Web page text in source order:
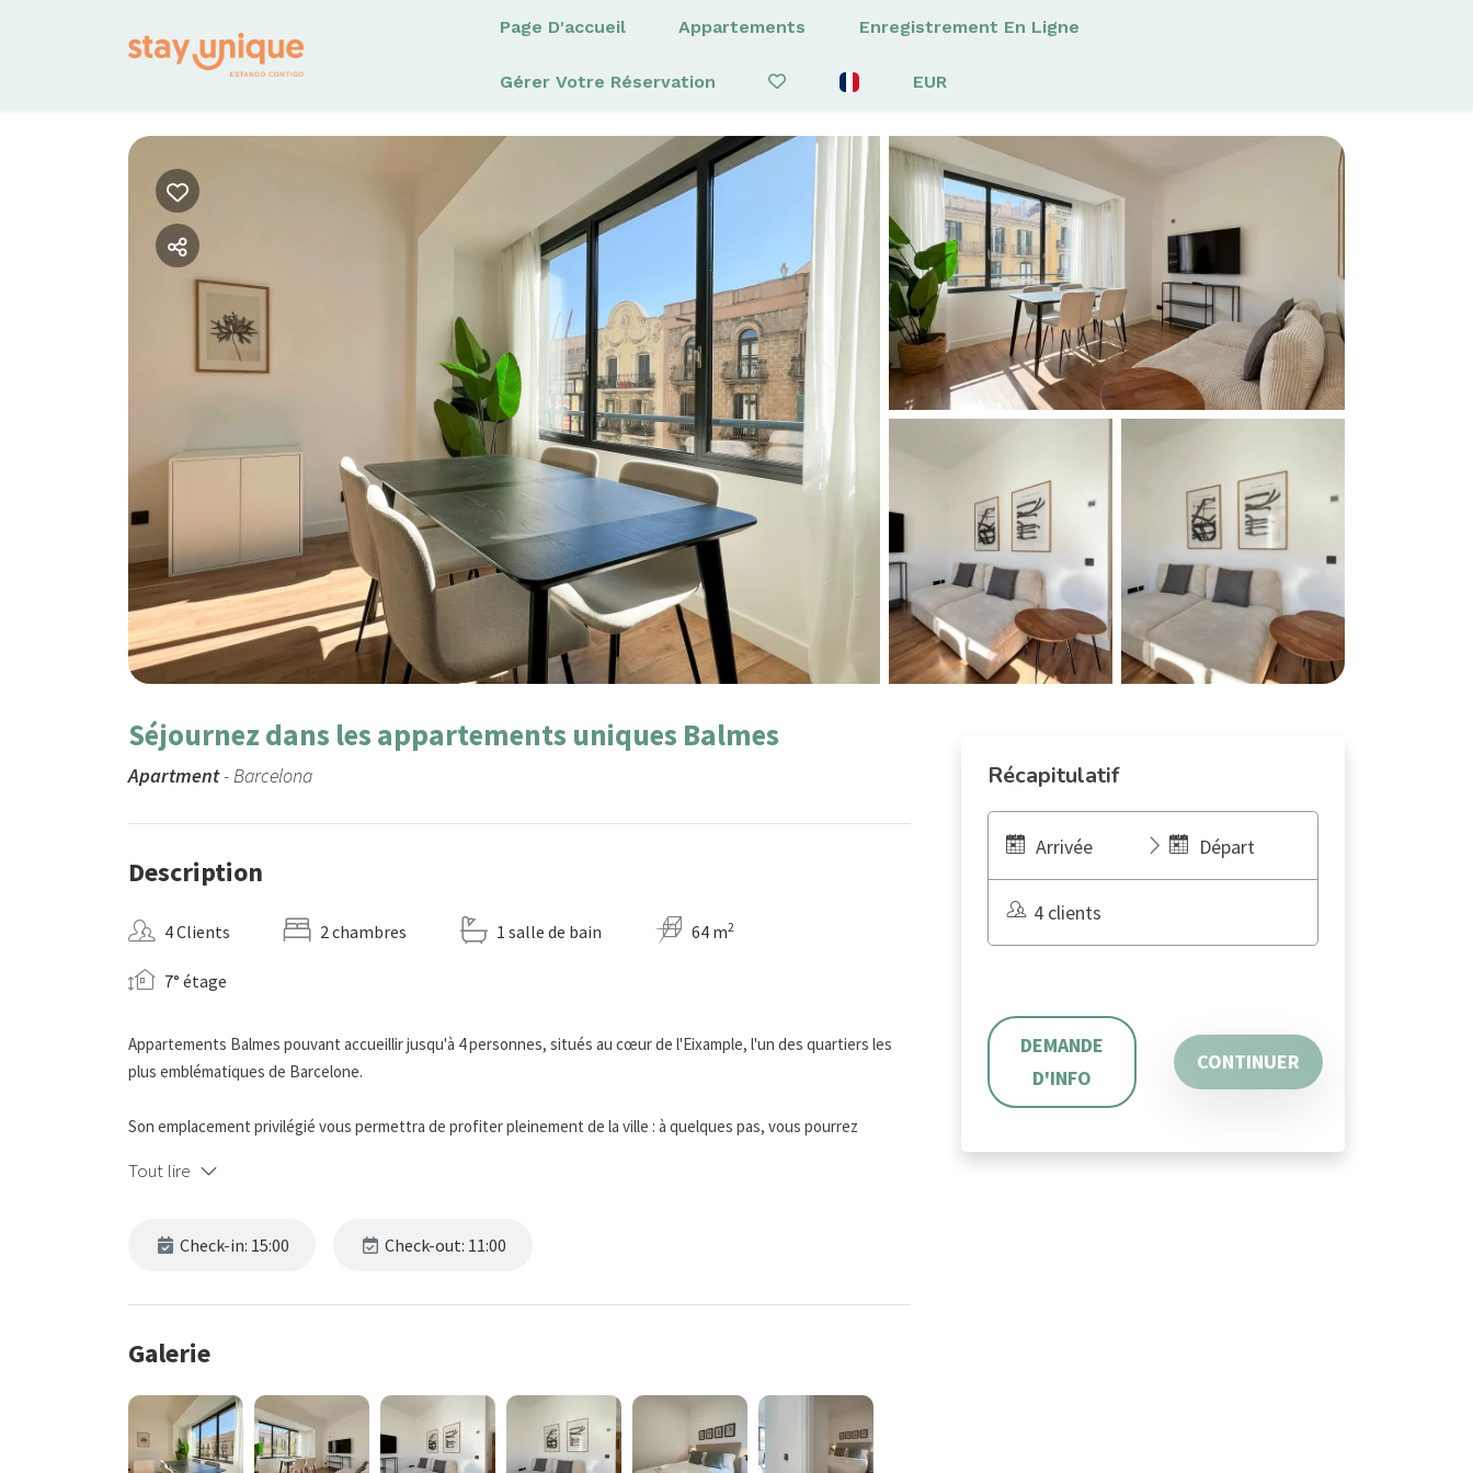
Page D'accueil Appartements Enregistrement En Ligne
Gérer Votre Réservation EUR
Séjournez dans les appartements uniques Balmes
Apartment- Barcelona
Description
4 Clients 2 chambres 1 salle de bain 64 m2
7° étage
Appartements Balmes pouvant accueillir jusqu'à 4 personnes, situés au cœur de l'Eixample, l'un des quartiers les
plus emblématiques de Barcelone.
Son emplacement privilégié vous permettra de profiter pleinement de la ville : à quelques pas, vous pourrez
de boutiques, de cafés et de restaurants, et profiter de l'atmosphère cosmopolite authentique de Barcelone.
Chaque appartement est conçu pour offrir confort et praticité. Il dispose de 2 chambres, l'une avec un lit double et
La salle de bain complète est équipée de tout le nécessaire pour vous garantir un séjour agréable et sans souci.
La cuisine dispose de tout le nécessaire : four, lave-vaisselle, micro-ondes, cafetière, grille-pain, ustensiles de
cuisine et plus encore, pour que vous puissiez préparer vos plats préférés en toute simplicité. Le salon,
confortable et lumineux, est idéal pour se détendre après une journée passée à découvrir les coins et recoins de
Tout lire
Check-in: 15:00 Check-out: 11:00
Galerie
Récapitulatif
Arrivée Départ
4 clients
DEMANDE
D'INFO
CONTINUER